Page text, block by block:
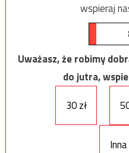
wspieraj
Uważasz, że robimy
do jutra,
30 zł